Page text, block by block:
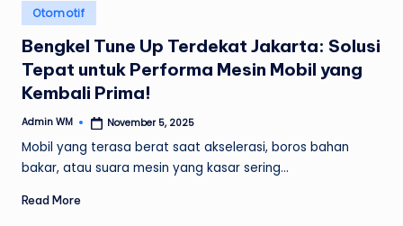
Posted
in
Otomotif
Bengkel Tune Up Terdekat Jakarta: Solusi
Tepat untuk Performa Mesin Mobil yang
Kembali Prima!
Posted
Admin WM November 5, 2025
Mobil yang terasa berat saat akselerasi, boros bahan
bakar, atau suara mesin yang kasar sering…
Read More